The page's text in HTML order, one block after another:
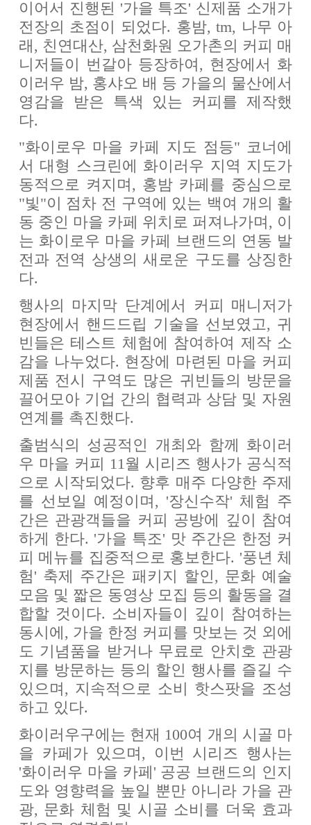
이어서 진행된 '가을 특조' 신제품 소개가
전장의 초점이 되었다. 홍밤, tm, 나무 아
래, 친연대산, 삼천화원 오가촌의 커피 매
니저들이 번갈아 등장하여, 현장에서 화
이러우 밤, 홍샤오 배 등 가을의 물산에서
영감을 받은 특색 있는 커피를 제작했
다.
"화이로우 마을 카페 지도 점등" 코너에
서 대형 스크린에 화이러우 지역 지도가
동적으로 켜지며, 홍밤 카페를 중심으로
"빛"이 점차 전 구역에 있는 백여 개의 활
동 중인 마을 카페 위치로 퍼져나가며, 이
는 화이로우 마을 카페 브랜드의 연동 발
전과 전역 상생의 새로운 구도를 상징한
다.
행사의 마지막 단계에서 커피 매니저가
현장에서 핸드드립 기술을 선보였고, 귀
빈들은 테스트 체험에 참여하여 제작 소
감을 나누었다. 현장에 마련된 마을 커피
제품 전시 구역도 많은 귀빈들의 방문을
끌어모아 기업 간의 협력과 상담 및 자원
연계를 촉진했다.
출범식의 성공적인 개최와 함께 화이러
우 마을 커피 11월 시리즈 행사가 공식적
으로 시작되었다. 향후 매주 다양한 주제
를 선보일 예정이며, '장신수작' 체험 주
간은 관광객들을 커피 공방에 깊이 참여
하게 한다. '가을 특조' 맛 주간은 한정 커
피 메뉴를 집중적으로 홍보한다. '풍년 체
험' 축제 주간은 패키지 할인, 문화 예술
모음 및 짧은 동영상 모집 등의 활동을 결
합할 것이다. 소비자들이 깊이 참여하는
동시에, 가을 한정 커피를 맛보는 것 외에
도 기념품을 받거나 무료로 안치호 관광
지를 방문하는 등의 할인 행사를 즐길 수
있으며, 지속적으로 소비 핫스팟을 조성
하고 있다.
화이러우구에는 현재 100여 개의 시골 마
을 카페가 있으며, 이번 시리즈 행사는
'화이러우 마을 카페' 공공 브랜드의 인지
도와 영향력을 높일 뿐만 아니라 가을 관
광, 문화 체험 및 시골 소비를 더욱 효과